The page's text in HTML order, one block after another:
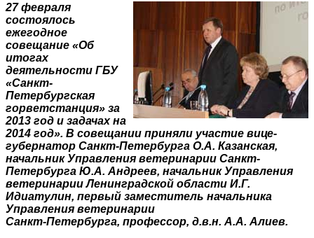
27 февраля
состоялось
ежегодное
совещание «Об
итогах
деятельности ГБУ
«Санкт-
Петербургская
горветстанция» за
2013 год и задачах на
2014 год». В совещании приняли участие вице-
губернатор Санкт-Петербурга О.А. Казанская,
начальник Управления ветеринарии Санкт-
Петербурга Ю.А. Андреев, начальник Управления
ветеринарии Ленинградской области И.Г.
Идиатулин, первый заместитель начальника
Управления ветеринарии
Санкт-Петербурга, профессор, д.в.н. А.А. Алиев.